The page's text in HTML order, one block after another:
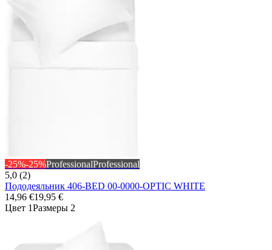
-25%-25%ProfessionalProfessional
5,0 (2)
Пододеяльник 406-BED 00-0000-OPTIC WHITE
14,96 €19,95 €
Цвет 1Размеры 2